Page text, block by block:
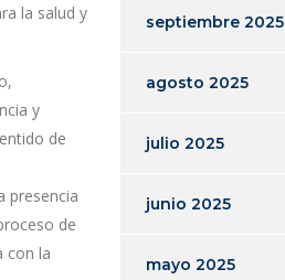
la salud y
y
de
presencia
de
con la
septiembre 2025
agosto 2025
julio 2025
junio 2025
mayo 2025